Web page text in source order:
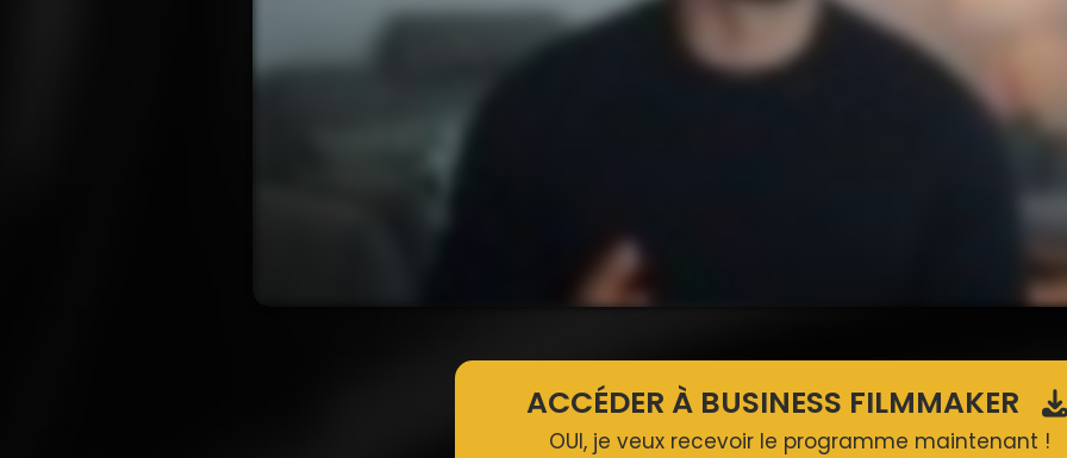
ACCÉDER À BUSINESS FILMMAKER
OUI, je veux recevoir le programme maintenant !